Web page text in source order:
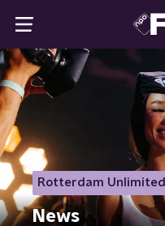
Rotterdam Unlimited
News